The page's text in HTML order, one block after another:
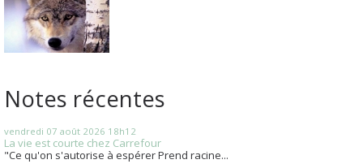
Notes récentes
vendredi 07 août 2026 18h12
La vie est courte chez Carrefour
"Ce qu'on s'autorise à espérer Prend racine...